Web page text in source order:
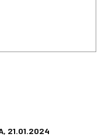
21.01.2024